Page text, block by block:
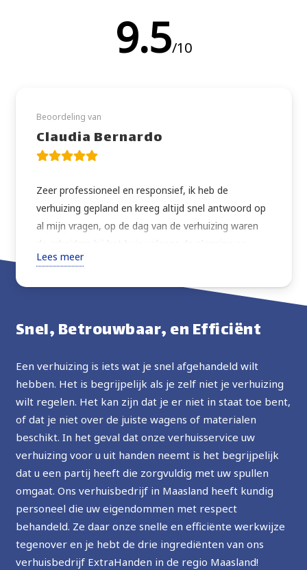
9.5/10
Beoordeling van
Claudia Bernardo
Zeer professioneel en responsief, ik heb de
verhuizing gepland en kreeg altijd snel antwoord op
al mijn vragen, op de dag van de verhuizing waren
de arbeiders bij het huis volgens de planning en
verhuisden alles wat ik vroeg met extra zorg. Zeer
over de beste manier om verder te gaan. Goede
de service opnieuw gebruiken.
Lees meer
Snel, Betrouwbaar, en Efficiënt
Een verhuizing is iets wat je snel afgehandeld wilt
hebben. Het is begrijpelijk als je zelf niet je verhuizing
wilt regelen. Het kan zijn dat je er niet in staat toe bent,
of dat je niet over de juiste wagens of materialen
beschikt. In het geval dat onze verhuisservice uw
verhuizing voor u uit handen neemt is het begrijpelijk
dat u een partij heeft die zorgvuldig met uw spullen
omgaat. Ons verhuisbedrijf in Maasland heeft kundig
personeel die uw eigendommen met respect
behandeld. Ze daar onze snelle en efficiënte werkwijze
tegenover en je hebt de drie ingrediënten van ons
verhuisbedrijf ExtraHanden in de regio Maasland!